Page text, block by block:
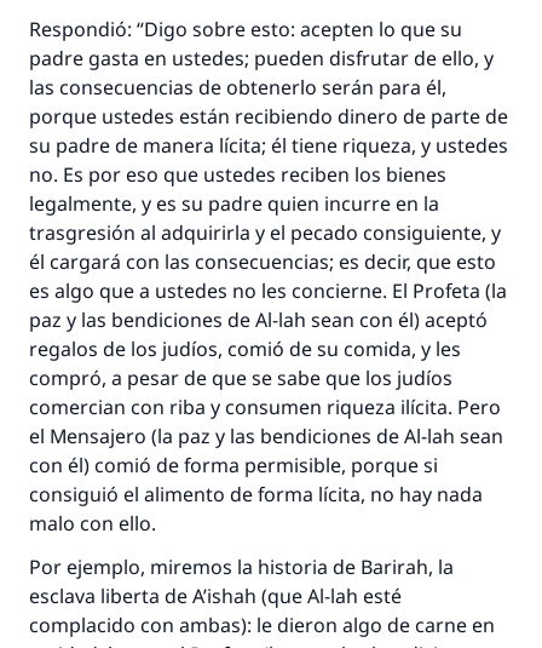
Respondió: “Digo sobre esto: acepten lo que su
padre gasta en ustedes; pueden disfrutar de ello, y
las consecuencias de obtenerlo serán para él,
porque ustedes están recibiendo dinero de parte de
su padre de manera lícita; él tiene riqueza, y ustedes
no. Es por eso que ustedes reciben los bienes
legalmente, y es su padre quien incurre en la
trasgresión al adquirirla y el pecado consiguiente, y
él cargará con las consecuencias; es decir, que esto
es algo que a ustedes no les concierne. El Profeta (la
paz y las bendiciones de Al-lah sean con él) aceptó
regalos de los judíos, comió de su comida, y les
compró, a pesar de que se sabe que los judíos
comercian con riba y consumen riqueza ilícita. Pero
el Mensajero (la paz y las bendiciones de Al-lah sean
con él) comió de forma permisible, porque si
consiguió el alimento de forma lícita, no hay nada
malo con ello.
Por ejemplo, miremos la historia de Barirah, la
esclava liberta de A’ishah (que Al-lah esté
complacido con ambas): le dieron algo de carne en